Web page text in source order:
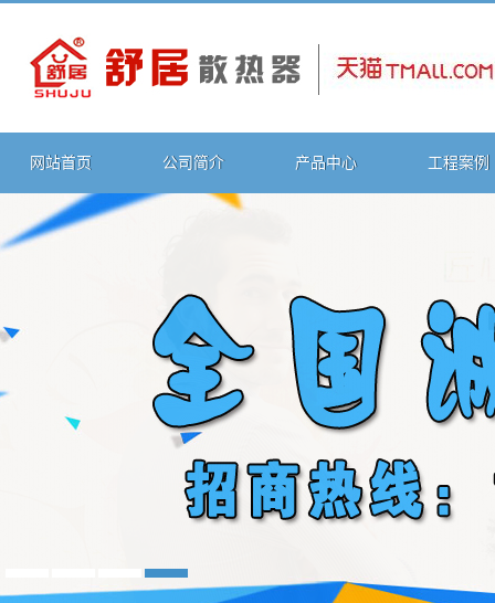
网站首页 公司简介 产品中心 工程案例